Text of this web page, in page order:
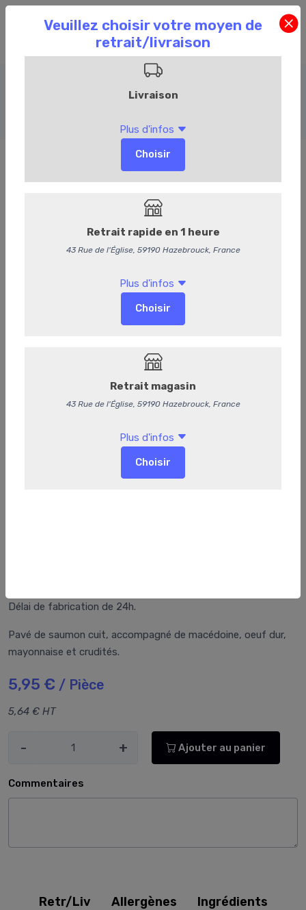
Entrées froides
Délai de fabrication de 24h.
Pavé de saumon cuit, accompagné de macédoine, oeuf dur,
mayonnaise et crudités.
5,95 € / Pièce
5,64 € HT
- + Ajouter au panier
Commentaires
Retr/Liv Allergènes Ingrédients